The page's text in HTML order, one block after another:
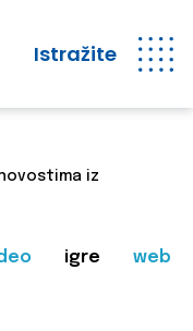
Istražite
iz
igre web